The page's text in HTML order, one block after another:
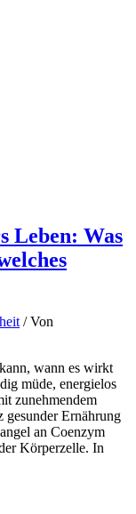
Leben: Was
/ Von
wann es wirkt
müde, energielos
zunehmendem
Ernährung
an Coenzym
Körperzelle. In